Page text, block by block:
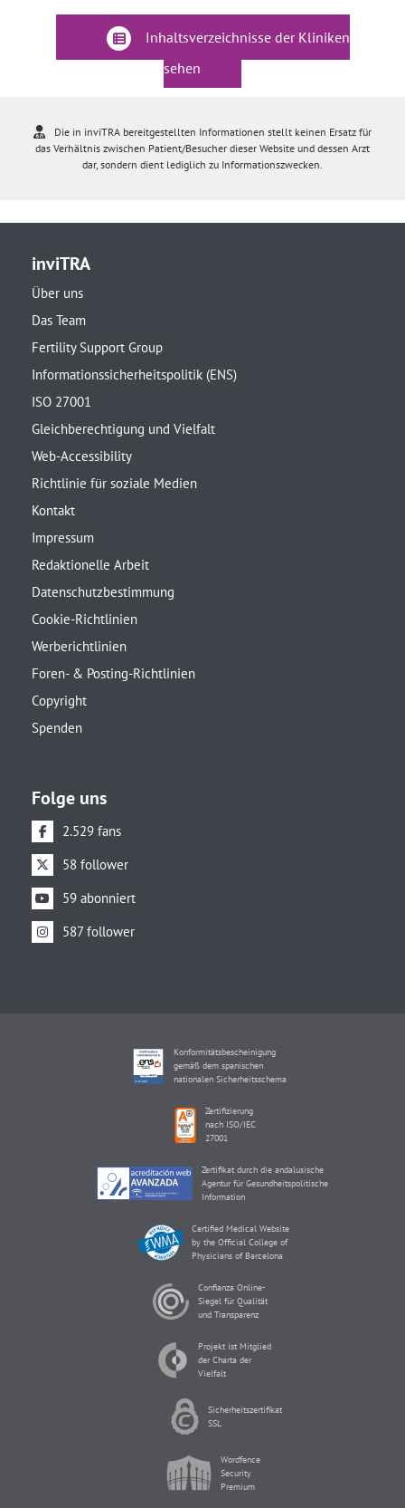
Inhaltsverzeichnisse der Kliniken
sehen
Die in inviTRA bereitgestellten Informationen stellt keinen Ersatz für
das Verhältnis zwischen Patient/Besucher dieser Website und dessen Arzt
dar, sondern dient lediglich zu Informationszwecken.
inviTRA
Über uns
Das Team
Fertility Support Group
Informationssicherheitspolitik (ENS)
ISO 27001
Gleichberechtigung und Vielfalt
Web-Accessibility
Richtlinie für soziale Medien
Kontakt
Impressum
Redaktionelle Arbeit
Datenschutzbestimmung
Cookie-Richtlinien
Werberichtlinien
Foren- & Posting-Richtlinien
Copyright
Spenden
Folge uns
2.529 fans
58 follower
59 abonniert
587 follower
Konformitätsbescheinigung
gemäß dem spanischen
nationalen Sicherheitsschema
Zertifizierung
nach ISO/IEC
27001
Zertifikat durch die andalusische
Agentur für Gesundheitspolitische
Information
Certified Medical Website
by the Official College of
Physicians of Barcelona
Confianza Online-
Siegel für Qualität
und Transparenz
Projekt ist Mitglied
der Charta der
Vielfalt
Sicherheitszertifikat
SSL
Wordfence
Security
Premium